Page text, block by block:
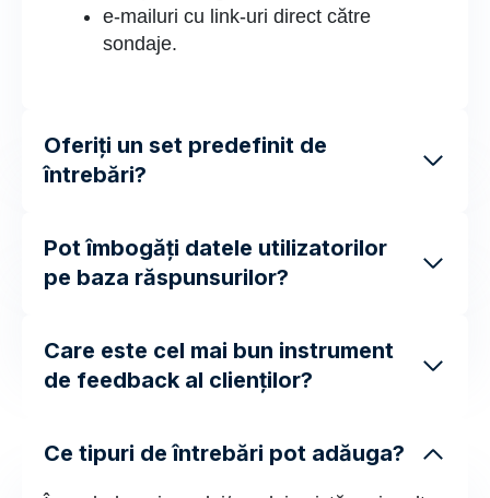
e-mailuri cu link-uri direct către
sondaje.
Oferiți un set predefinit de
întrebări?
Pot îmbogăți datele utilizatorilor
pe baza răspunsurilor?
Care este cel mai bun instrument
de feedback al clienților?
Ce tipuri de întrebări pot adăuga?